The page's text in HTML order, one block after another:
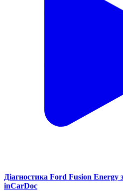
Діагностика Ford Fusion Energy
inCarDoc